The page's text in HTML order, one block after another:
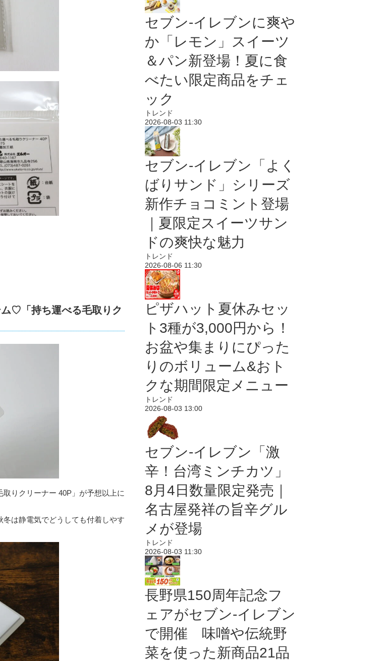
♡「持ち運べる毛取りク
りクリーナー 40P」が予想以上に
は静電気でどうしても付着しやす
セブン‐イレブンに爽や
か「レモン」スイーツ
＆パン新登場！夏に食
べたい限定商品をチェ
ック
トレンド
2026-08-03 11:30
セブン‐イレブン「よく
ばりサンド」シリーズ
新作チョコミント登場
｜夏限定スイーツサン
ドの爽快な魅力
トレンド
2026-08-06 11:30
ピザハット夏休みセッ
ト3種が3,000円から！
お盆や集まりにぴった
りのボリューム&おト
クな期間限定メニュー
トレンド
2026-08-03 13:00
セブン-イレブン「激
辛！台湾ミンチカツ」
8月4日数量限定発売｜
名古屋発祥の旨辛グル
メが登場
トレンド
2026-08-03 11:30
長野県150周年記念フ
ェアがセブン-イレブン
で開催 味噌や伝統野
菜を使った新商品21品